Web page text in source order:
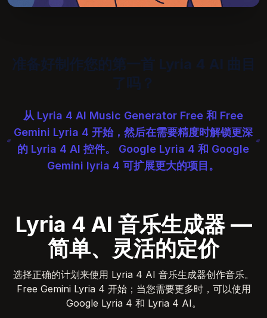
准备好制作您的第一首 Lyria 4 AI 曲目
了吗？
从 Lyria 4 AI Music Generator Free 和 Free
Gemini Lyria 4 开始，然后在需要精度时解锁更深
的 Lyria 4 AI 控件。 Google Lyria 4 和 Google
Gemini lyria 4 可扩展更大的项目。
Lyria 4 AI 音乐生成器 —
简单、灵活的定价
选择正确的计划来使用 Lyria 4 AI 音乐生成器创作音乐。
Free Gemini Lyria 4 开始；当您需要更多时，可以使用
Google Lyria 4 和 Lyria 4 AI。